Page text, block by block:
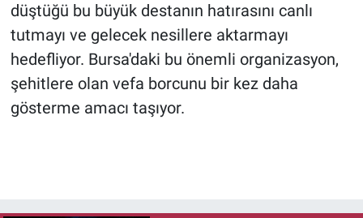
düştüğü bu büyük destanın hatırasını canlı
tutmayı ve gelecek nesillere aktarmayı
hedefliyor. Bursa'daki bu önemli organizasyon,
şehitlere olan vefa borcunu bir kez daha
gösterme amacı taşıyor.